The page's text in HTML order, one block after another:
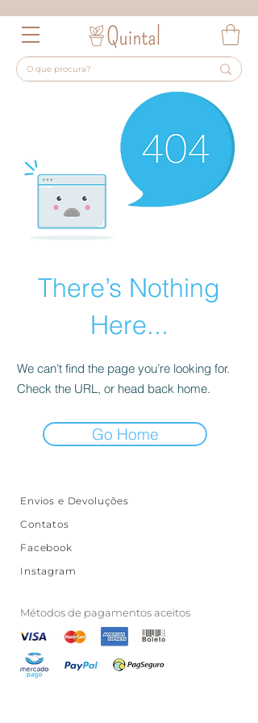
There’s Nothing
Here...
We can’t find the page you’re looking for.
Check the URL, or head back home.
Go Home
Envios e Devoluções
Contatos
Facebook
Instagram
Métodos de pagamentos aceitos